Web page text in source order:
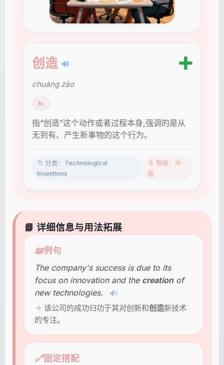
创造 🔊 ➕
chuàng zào
N.
指“创造”这个动作或者过程本身,强调的是从
无到有、产生新事物的这个行为。
📁 分类：Technological
Inventions
🔖 等级：中
级
📘 详细信息与用法拓展
📖例句
The company's success is due to its
focus on innovation and the creationof
new technologies.
🔊
该公司的成功归功于其对创新和创造新技术
的专注。
🔗固定搭配